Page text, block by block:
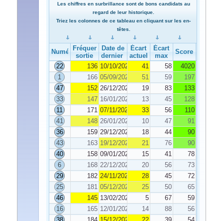
Les chiffres en surbrillance sont de bons candidats au
regard de leur historique.
Triez les colonnes de ce tableau en cliquant sur les en-
têtes.
NuméroFréquence de
sortie
Date de
dernier tirage
Écart
actuel
Écart
max
Score
22
136 10/10/2023 41 58
4020
1
166 05/09/2023 51 59
197
47
152 26/12/2023 19 83
133
33
147 16/01/2024 13 45
128
11
171 07/11/2023 33 56
110
41
148 26/01/2024 10 47
91
36
159 29/12/2023 18 44
90
43
163 19/12/2023 21 76
90
40
158 09/01/2024 15 41
78
6
168 22/12/2023 20 56
73
29
182 24/11/2023 28 45
72
25
181 05/12/2023 25 50
65
46
145 13/02/2024 5 67
59
16
165 12/01/2024 14 88
56